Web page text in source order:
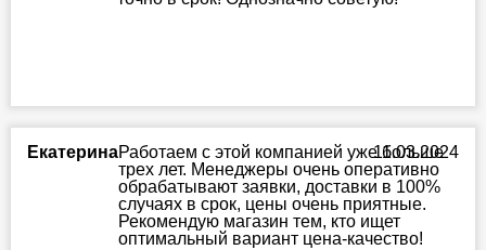
Екатерина 11.03.2024
Работаем с этой компанией уже больше
трех лет. Менеджеры очень оперативно
обрабатывают заявки, доставки в 100%
случаях в срок, цены очень приятные.
Рекомендую магазин тем, кто ищет
оптимальный вариант цена-качество!